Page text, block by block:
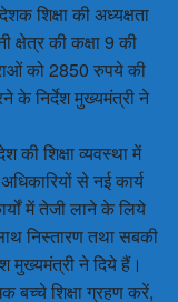
शिक्षा की अध्यक्षता
क्षेत्र की कक्षा 9 की
को 2850 रुपये की
के निर्देश मुख्यमंत्री ने
की शिक्षा व्यवस्था में
से नई कार्य
में तेजी लाने के लिये
निस्तारण तथा सबकी
मुख्यमंत्री ने दिये हैं।
बच्चे शिक्षा ग्रहण करें,